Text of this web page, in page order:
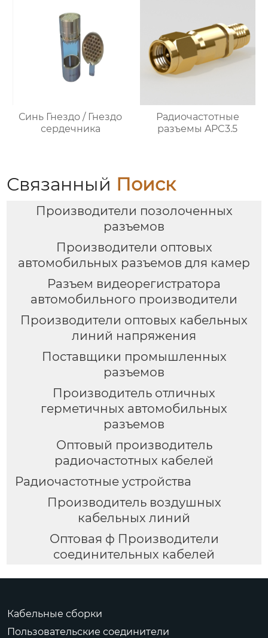
Синь Гнездо / Гнездо
сердечника
Радиочастотные
разъемы APC3.5
Связанный Поиск
Производители позолоченных
разъемов
Производители оптовых
автомобильных разъемов для камер
Разъем видеорегистратора
автомобильного производители
Производители оптовых кабельных
линий напряжения
Поставщики промышленных
разъемов
Производитель отличных
герметичных автомобильных
разъемов
Оптовый производитель
радиочастотных кабелей
Радиочастотные устройства
Производитель воздушных
кабельных линий
Оптовая ф Производители
соединительных кабелей
Кабельные сборки
Пользовательские соединители